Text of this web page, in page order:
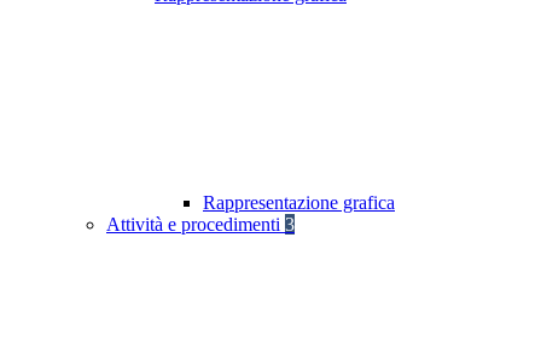
Rappresentazione grafica
Attività e procedimenti 3